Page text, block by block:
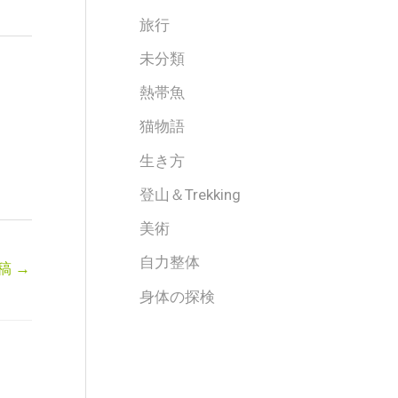
→
旅行
未分類
熱帯魚
猫物語
生き方
登山＆Trekking
美術
自力整体
身体の探検